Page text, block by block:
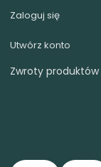
Zaloguj się
Utwórz konto
Zwroty produktów